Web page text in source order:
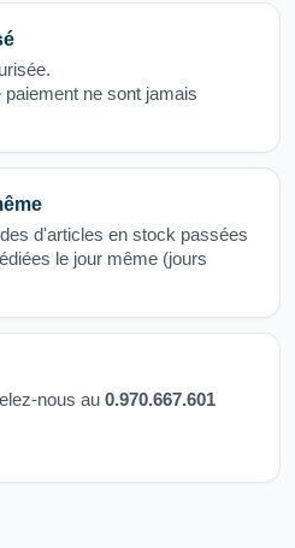
ne sont jamais
d'articles en stock passées
le jour même (jours
nous au 0.970.667.601